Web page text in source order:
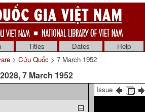
Titles Dates
Help
> Cứu Quốc > 7 March 1952
7 March 1952
Issue